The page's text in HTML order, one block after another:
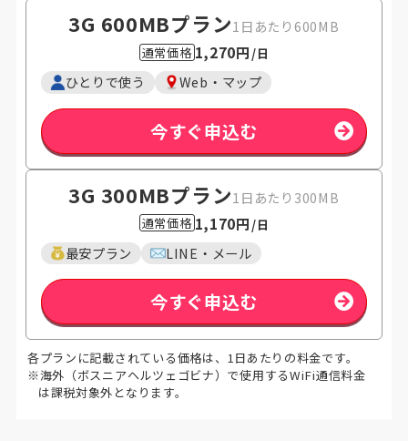
3G 600MBプラン1日あたり600MB
通常価格1,270円 /日
ひとりで使う Web・マップ
今すぐ申込む
3G 300MBプラン1日あたり300MB
通常価格1,170円 /日
最安プラン LINE・メール
今すぐ申込む
各プランに記載されている価格は、1日あたりの料金です。
※海外（ボスニアヘルツェゴビナ）で使用するWiFi通信料金
は課税対象外となります。